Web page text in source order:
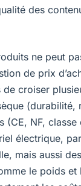
des
ne peut
de prix
de croiser
(durabilité,
(CE, NF,
électrique,
mais aussi
le poids et